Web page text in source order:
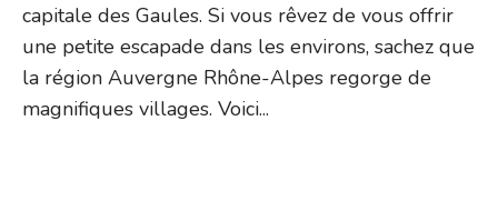
capitale des Gaules. Si vous rêvez de vous offrir
une petite escapade dans les environs, sachez que
la région Auvergne Rhône-Alpes regorge de
magnifiques villages. Voici...